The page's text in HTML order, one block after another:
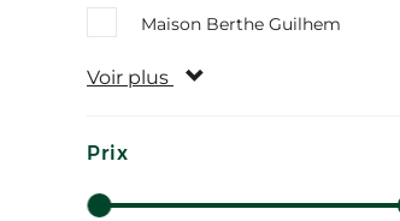
Maison Berthe Guilhem
Voir plus
Prix